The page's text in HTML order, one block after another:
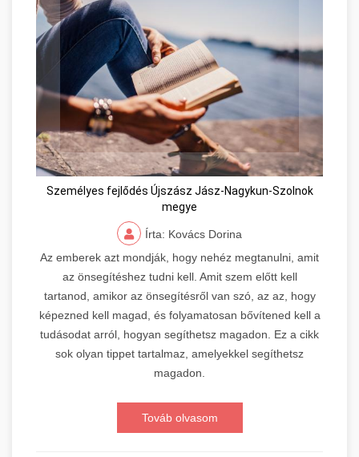
Személyes fejlődés Újszász Jász-Nagykun-Szolnok
megye
Írta: Kovács Dorina
Az emberek azt mondják, hogy nehéz megtanulni, amit
az önsegítéshez tudni kell. Amit szem előtt kell
tartanod, amikor az önsegítésről van szó, az az, hogy
képezned kell magad, és folyamatosan bővítened kell a
tudásodat arról, hogyan segíthetsz magadon. Ez a cikk
sok olyan tippet tartalmaz, amelyekkel segíthetsz
magadon.
Továb olvasom